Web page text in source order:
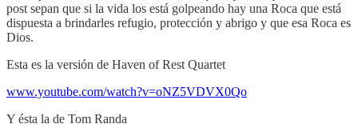
post sepan que si la vida los está golpeando hay una Roca que está
dispuesta a brindarles refugio, protección y abrigo y que esa Roca es
Dios.
Esta es la versión de Haven of Rest Quartet
www.youtube.com/watch?v=oNZ5VDVX0Qo
Y ésta la de Tom Randa